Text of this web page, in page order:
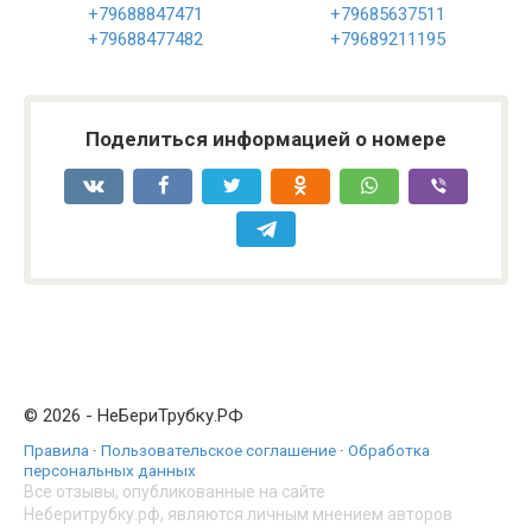
+79688847471
+79685637511
+79688477482
+79689211195
Поделиться информацией о номере
© 2026 - НеБериТрубку.РФ
Правила · Пользовательское соглашение · Обработка
персональных данных
Все отзывы, опубликованные на сайте
Неберитрубку.рф, являются личным мнением авторов